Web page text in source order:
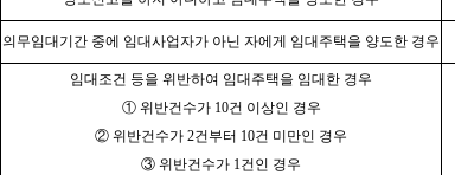
의무임대기간 중에 임대사업자가 아닌 자에게 임대주택을 양도한 경우
임대조건 등을 위반하여 임대주택을 임대한 경우
① 위반건수가 10건 이상인 경우
② 위반건수가 2건부터 10건 미만인 경우
③ 위반건수가 1건인 경우